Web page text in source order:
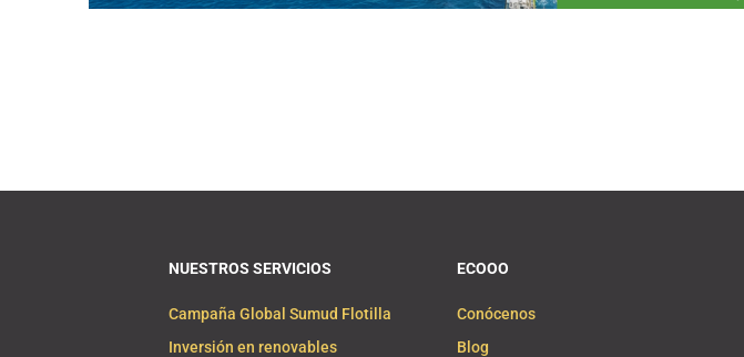
NUESTROS SERVICIOS
Campaña Global Sumud Flotilla
Inversión en renovables
ECOOO
Conócenos
Blog